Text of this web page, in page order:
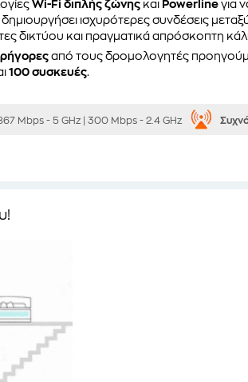
Wi-Fi διπλής ζώνης και Powerline για
ισχυρότερες συνδέσεις
δικτύου και πραγματικά απρόσκοπτη
από τους δρομολογητές
100 συσκευές.
Mbps - 5 GHz | 300 Mbps - 2.4 GHz